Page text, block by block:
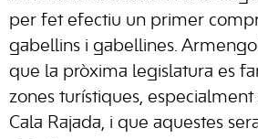
per fet efectiu un primer
gabellins i gabellines.
que la pròxima legislatura es
zones turístiques,
Cala Rajada, i que aquestes